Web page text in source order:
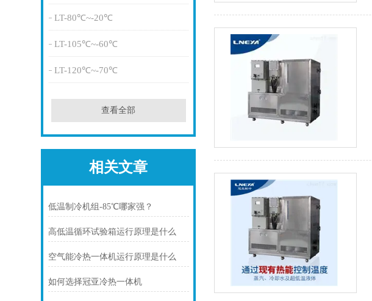
LT-80℃~-20℃
LT-105℃~-60℃
LT-120℃~-70℃
查看全部
相关文章
低温制冷机组-85℃哪家强？
高低温循环试验箱运行原理是什么
空气能冷热一体机运行原理是什么
如何选择冠亚冷热一体机